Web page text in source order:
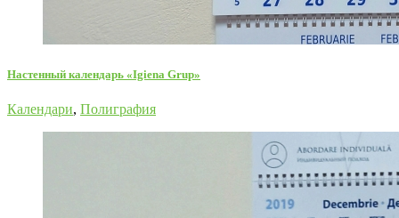
Настенный календарь «Igiena Grup»
Календари, Полиграфия